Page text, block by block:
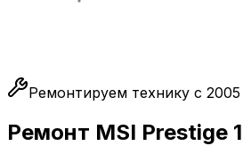
Ремонтируем технику с 2005
Ремонт MSI Prestige